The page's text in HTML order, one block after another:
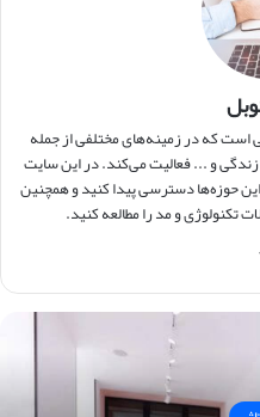
که در زمینه‌های مختلفی از جمله
زندگی و ... فعالیت می‌کند. در این سایت
حوزه‌ها دسترسی پیدا کنید و همچنین
تکنولوژی و مد را مطالعه کنید.